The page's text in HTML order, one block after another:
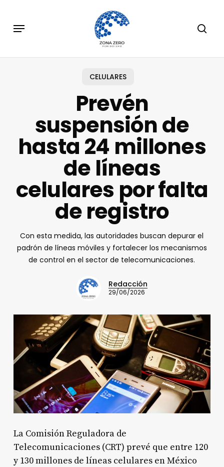
main
Menu
CELULARES
Prevén
suspensión de
hasta 24 millones
de líneas
celulares por falta
de registro
Con esta medida, las autoridades buscan depurar el
padrón de líneas móviles y fortalecer los mecanismos
de control en el sector de telecomunicaciones.
Redacción
29/06/2026
La Comisión Reguladora de
Telecomunicaciones (CRT) prevé que entre 120
y 130 millones de líneas celulares en México